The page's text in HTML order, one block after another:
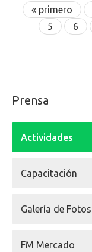
« primero
5
6
Prensa
Actividades
Capacitación
Galería de Fotos
FM Mercado